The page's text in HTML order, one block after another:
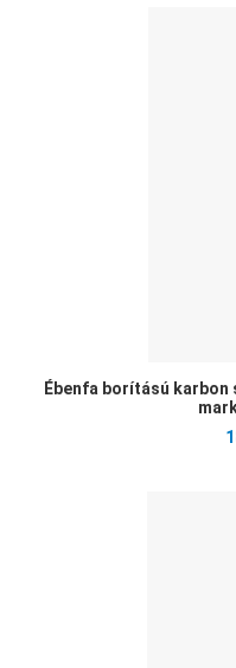
Ébenfa borítású